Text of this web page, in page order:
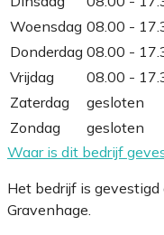
Woensdag 08.00 -
Donderdag 08.00 -
Vrijdag
08.00 -
Zaterdag
gesloten
Zondag
gesloten
Waar is dit bedrijf
Het bedrijf is
Gravenhage.